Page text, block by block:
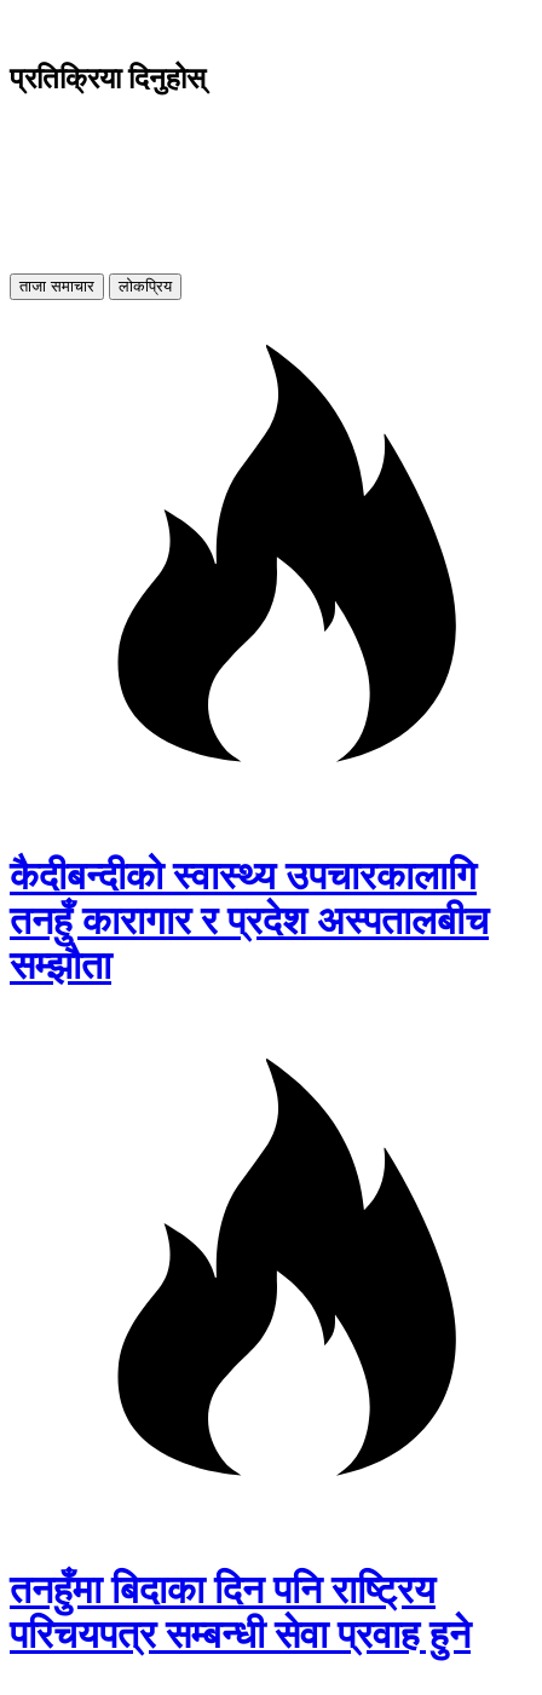
प्रतिक्रिया दिनुहोस्
ताजा समाचार लोकप्रिय
कैदीबन्दीको स्वास्थ्य उपचारकालागि
तनहुँ कारागार र प्रदेश अस्पतालबीच
सम्झौता
तनहुँमा बिदाका दिन पनि राष्ट्रिय
परिचयपत्र सम्बन्धी सेवा प्रवाह हुने